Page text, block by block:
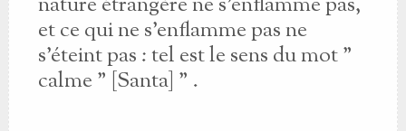
et ce qui ne s'enflamme pas ne
s'éteint pas : tel est le sens du mot "
calme " [Santa] " .